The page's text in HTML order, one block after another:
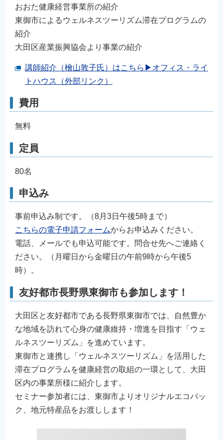
おおた健康経営事業所の紹介
東御市によるウェルネスツーリズム滞在プログラムの
紹介
大田区産業振興協会より事業の紹介
講師紹介（檜山敦子氏）はこちら▶オフィス・ライ
トハウス（外部リンク）
費用
無料
定員
80名
申込み
事前申込み制です。（8月3日午後5時まで）
こちらの電子申請フォームからお申込みください。
電話、メールでも申込可能です。問合せ先へご連絡く
ださい。（月曜日から金曜日の午前9時から午後5
時）。
友好都市長野県東御市も参加します！
大田区と友好都市である長野県東御市では、自然豊か
な地域を訪れて心身の健康維持・増進を目指す「ウェ
ルネスツーリズム」を進めています。
東御市と連携し「ウェルネスツーリズム」を活用した
滞在プログラムを健康経営の取組の一環として、大田
区内の事業所様に紹介します。
セミナー参加者には、東御市よりオリジナルエコバッ
ク、地元特産品をお渡しします！